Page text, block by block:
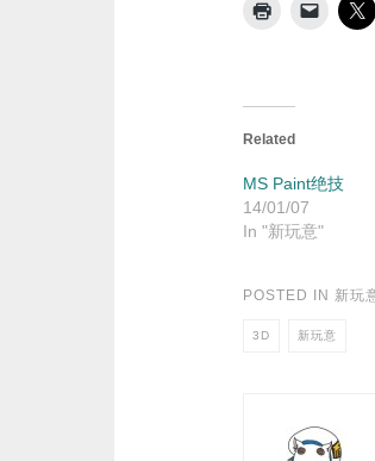
Related
MS Paint绝技
14/01/07
In "新玩意"
POSTED IN 新玩
3D 新玩意